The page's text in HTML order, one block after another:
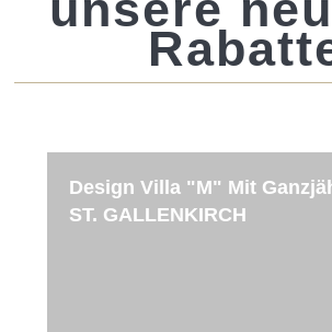
Design Villa "M" Mit
ST. GALLENKIRCH